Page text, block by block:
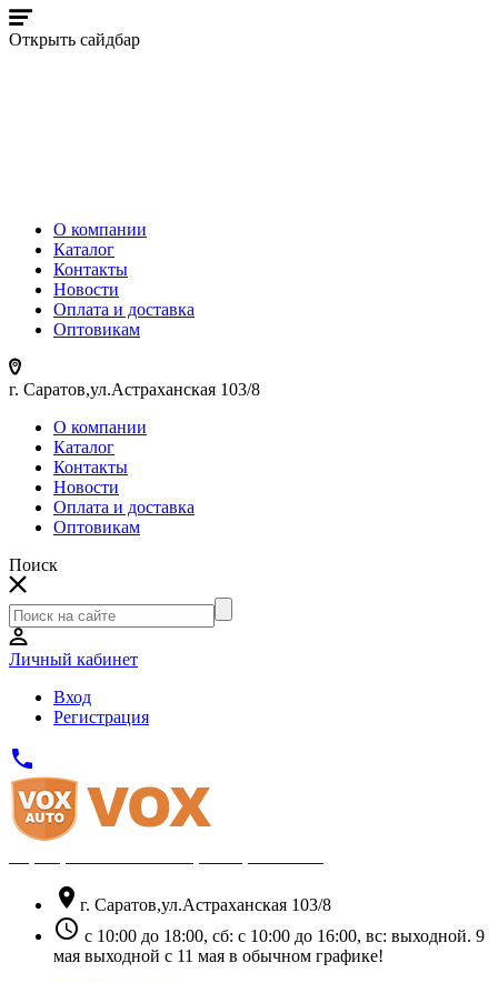
Открыть сайдбар
О компании
Каталог
Контакты
Новости
Оплата и доставка
Оптовикам
г. Саратов,ул.Астраханская 103/8
О компании
Каталог
Контакты
Новости
Оплата и доставка
Оптовикам
Поиск
Личный кабинет
Вход
Регистрация
phone
location_on г. Саратов,ул.Астраханская 103/8
schedule с 10:00 до 18:00, сб: с 10:00 до 16:00, вс: выходной. 9
мая выходной с 11 мая в обычном графике!